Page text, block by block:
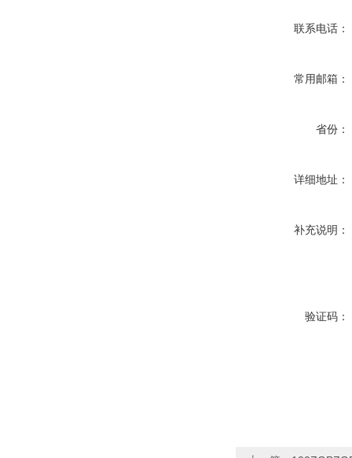
联系电话：
常用邮箱：
省份：
详细地址：
补充说明：
验证码：